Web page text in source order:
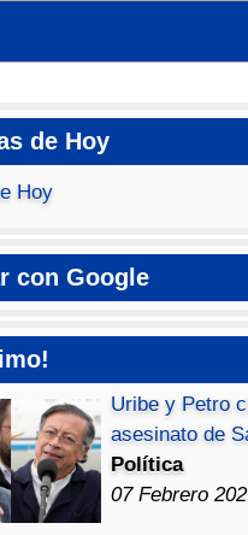
de Hoy
Hoy
con Google
Uribe y Petro
asesinato de
Política
07 Febrero